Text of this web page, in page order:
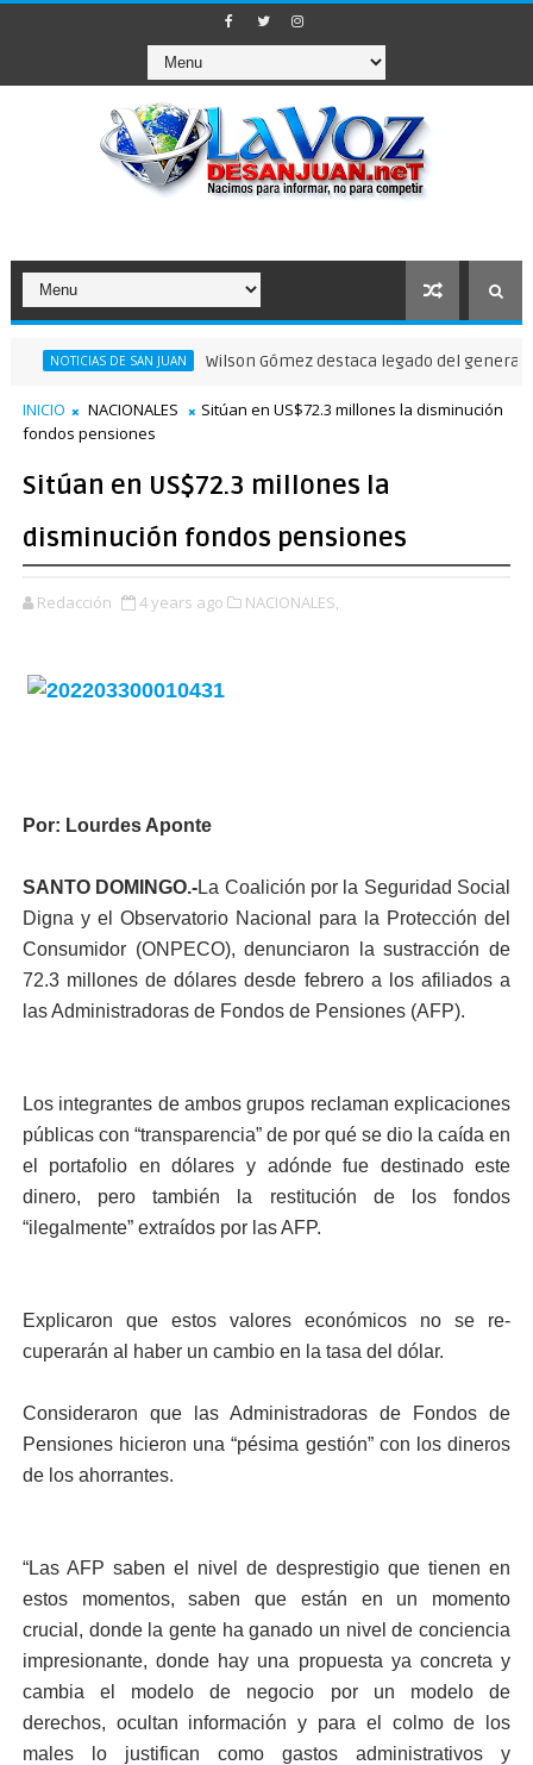
DE SAN JUAN Wilson Gómez destaca legado del general
INICIO NACIONALES
Sitúan en US$72.3 millones la disminución
fondos pensiones
Sitúan en US$72.3 millones la
disminución fondos pensiones
Redacción 4 years ago NACIONALES,
Por: Lourdes Aponte
SANTO DOMINGO.-La Coalición por la Seguri­dad Social
Digna y el Ob­servatorio Nacional para la Protección del
Consumidor (ONPECO), denunciaron la sustracción de
72.3 millo­nes de dólares desde febre­ro a los afiliados a
las Ad­ministradoras de Fondos de Pensiones (AFP).
Los integrantes de ambos grupos reclaman explica­ciones
públicas con “trans­parencia” de por qué se dio la caída en
el portafolio en dólares y adónde fue desti­nado este
dinero, pero tam­bién la restitución de los fondos
“ilegalmente” ex­traídos por las AFP.
Explicaron que estos va­lores económicos no se re­
cuperarán al haber un cam­bio en la tasa del dólar.
Consideraron que las Administradoras de Fon­dos de
Pensiones hicieron una “pésima gestión” con los dineros
de los ahorran­tes.
“Las AFP saben el nivel de desprestigio que tienen en
estos momentos, saben que están en un momento
crucial, donde la gente ha ganado un nivel de concien­cia
impresionante, donde hay una propuesta ya con­creta y
cambia el modelo de negocio por un modelo de
derechos, ocultan infor­mación y para el colmo de los
males lo justifican co­mo gastos administrativos y